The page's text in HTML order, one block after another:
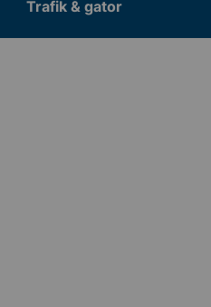
Trafik & gator